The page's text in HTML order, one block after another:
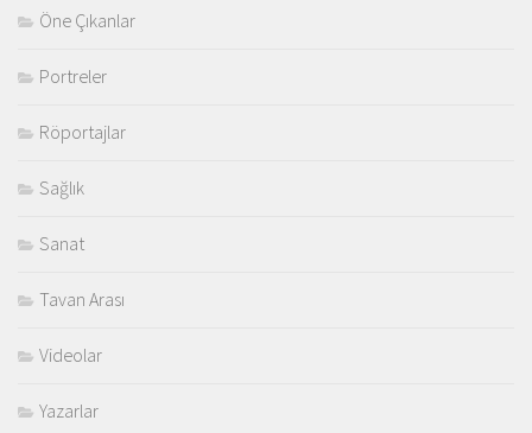
Öne Çıkanlar
Portreler
Röportajlar
Sağlık
Sanat
Tavan Arası
Videolar
Yazarlar